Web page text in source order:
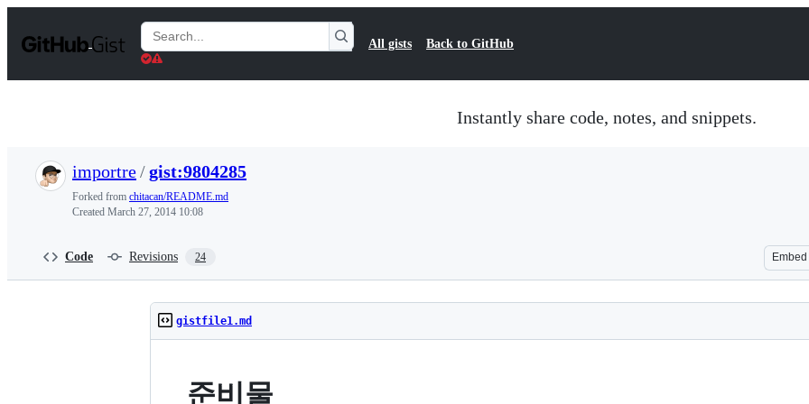
t
Search
Gists
All gists Back to GitHub
Instantly share code, notes, and snippets.
importre/gist:9804285
Forked from chitacan/README.md
Created March 27, 2014 10:08
Code Revisions 24 Embed
gistfile1.md
준비물